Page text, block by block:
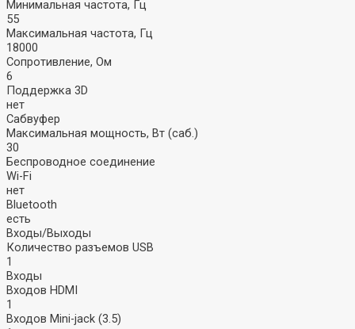
Аксессуары
ЦАПы
Bluetooth-ресиверы
ЦАП-усилители
ЦАПы
и микшеры
Внешние звуковые
карты
Комплекты
Микрофоны
Минимальная частота, Гц
55
Максимальная частота, Гц
18000
Сопротивление, Ом
6
Поддержка 3D
нет
Сабвуфер
Максимальная мощность, Вт (саб.)
30
Беспроводное соединение
Wi-Fi
нет
Bluetooth
есть
Входы/Выходы
Количество разъемов USB
1
Входы
Входов HDMI
1
Входов Mini-jack (3.5)